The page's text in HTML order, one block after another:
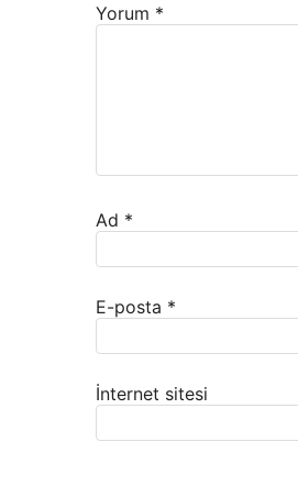
Yorum *
Ad *
E-posta *
İnternet sitesi